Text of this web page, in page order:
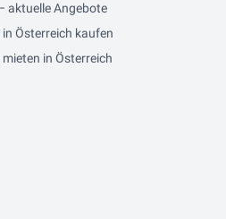
aktuelle Angebote
Österreich kaufen
in Österreich